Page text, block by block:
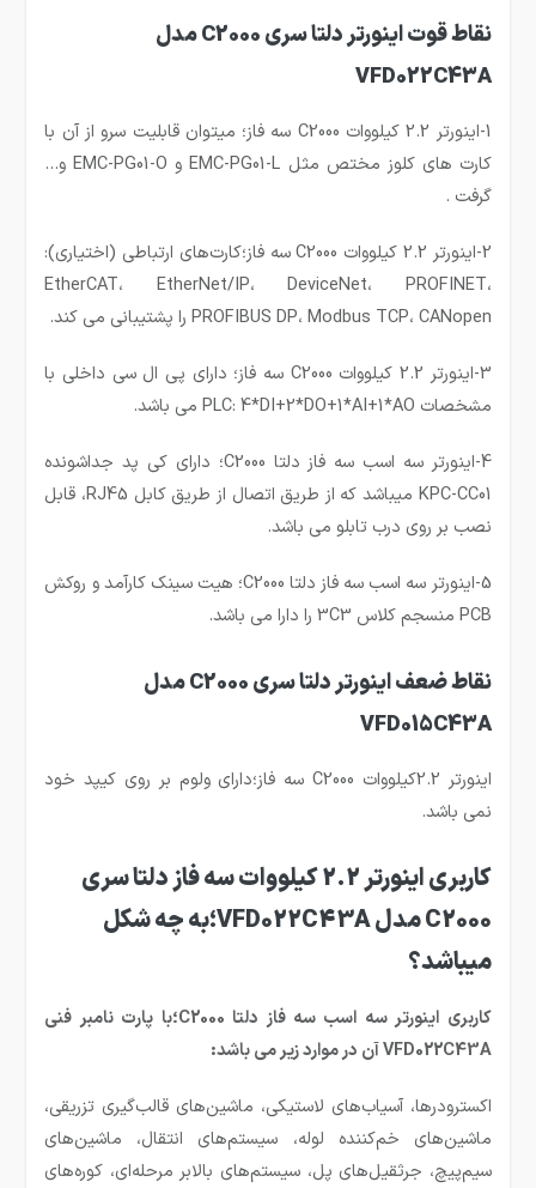
نقاط قوت اینورتر دلتا سری C2000 مدل
VFD022C43A
1-اینورتر 2.2 کیلووات C2000 سه فاز؛ میتوان قابلیت سرو از آن با
کارت های کلوز مختص مثل EMC-PG01-L و EMC-PG01-O و…
گرفت .
2-اینورتر 2.2 کیلووات C2000 سه فاز؛کارت‌های ارتباطی (اختیاری):
EtherCAT، EtherNet/IP، DeviceNet، PROFINET،
PROFIBUS DP، Modbus TCP، CANopen را پشتیبانی می کند.
3-اینورتر 2.2 کیلووات C2000 سه فاز؛ دارای پی ال سی داخلی با
مشخصات PLC: 4*DI+2*DO+1*AI+1*AO می باشد.
4-اینورتر سه اسب سه فاز دلتا C2000؛ دارای کی پد جداشونده
KPC-CC01 میباشد که از طریق اتصال از طریق کابل RJ45، قابل
نصب بر روی درب تابلو می باشد.
5-اینورتر سه اسب سه فاز دلتا C2000؛ هیت سینک کارآمد و روکش
PCB منسجم کلاس 3C3 را دارا می باشد.
نقاط ضعف اینورتر دلتا سری C2000 مدل
VFD015C43A
اینورتر 2.2کیلووات C2000 سه فاز؛دارای ولوم بر روی کیپد خود
نمی باشد.
کاربری اینورتر 2.2 کیلووات سه فاز دلتا سری
C2000 مدل VFD022C43A؛به چه شکل
میباشد؟
کاربری اینورتر سه اسب سه فاز دلتا C2000؛با پارت نامبر فنی
VFD022C43A آن در موارد زیر می باشد:
اکسترودرها، آسیاب‌های لاستیکی، ماشین‌های قالب‌گیری تزریقی،
ماشین‌های خم‌کننده لوله، سیستم‌های انتقال، ماشین‌های
سیم‌پیچ، جرثقیل‌های پل، سیستم‌های بالابر مرحله‌ای، کوره‌های